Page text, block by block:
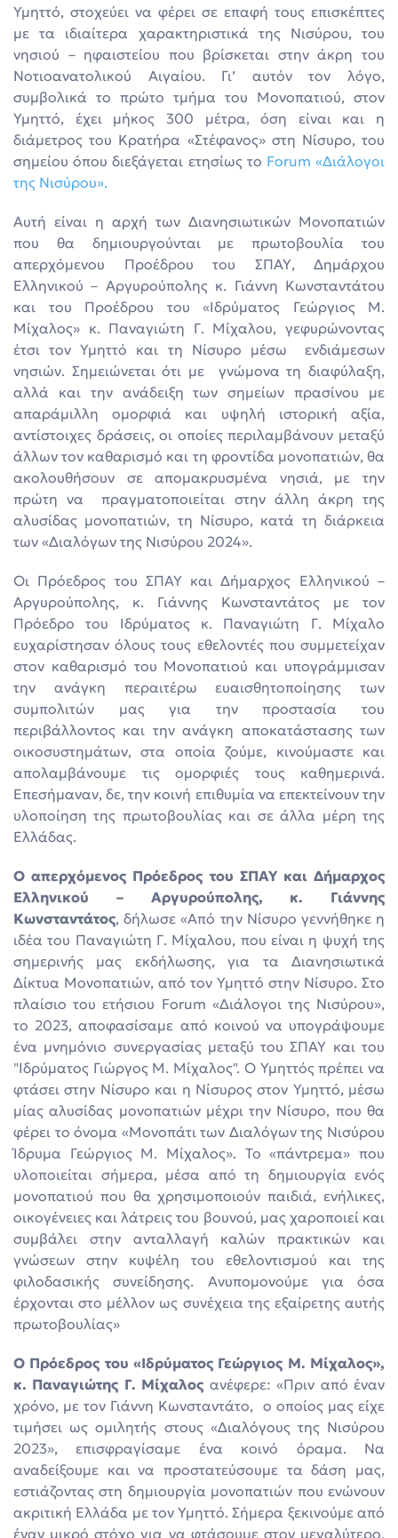
Υμηττό, στοχεύει να φέρει σε επαφή τους επισκέπτες
με τα ιδιαίτερα χαρακτηριστικά της Νισύρου, του
νησιού – ηφαιστείου που βρίσκεται στην άκρη του
Νοτιοανατολικού Αιγαίου. Γι’ αυτόν τον λόγο,
συμβολικά το πρώτο τμήμα του Μονοπατιού, στον
Υμηττό, έχει μήκος 300 μέτρα, όση είναι και η
διάμετρος του Κρατήρα «Στέφανος» στη Νίσυρο, του
σημείου όπου διεξάγεται ετησίως το Forum «Διάλογοι
της Νισύρου».
Αυτή είναι η αρχή των Διανησιωτικών Μονοπατιών
που θα δημιουργούνται με πρωτοβουλία του
απερχόμενου Προέδρου του ΣΠΑΥ, Δημάρχου
Ελληνικού – Αργυρούπολης κ. Γιάννη Κωνσταντάτου
και του Προέδρου του «Ιδρύματος Γεώργιος Μ.
Μίχαλος» κ. Παναγιώτη Γ. Μίχαλου, γεφυρώνοντας
έτσι τον Υμηττό και τη Νίσυρο μέσω ενδιάμεσων
νησιών. Σημειώνεται ότι με γνώμονα τη διαφύλαξη,
αλλά και την ανάδειξη των σημείων πρασίνου με
απαράμιλλη ομορφιά και υψηλή ιστορική αξία,
αντίστοιχες δράσεις, οι οποίες περιλαμβάνουν μεταξύ
άλλων τον καθαρισμό και τη φροντίδα μονοπατιών, θα
ακολουθήσουν σε απομακρυσμένα νησιά, με την
πρώτη να πραγματοποιείται στην άλλη άκρη της
αλυσίδας μονοπατιών, τη Νίσυρο, κατά τη διάρκεια
των «Διαλόγων της Νισύρου 2024».
Οι Πρόεδρος του ΣΠΑΥ και Δήμαρχος Ελληνικού –
Αργυρούπολης, κ. Γιάννης Κωνσταντάτος με τον
Πρόεδρο του Ιδρύματος κ. Παναγιώτη Γ. Μίχαλο
ευχαρίστησαν όλους τους εθελοντές που συμμετείχαν
στον καθαρισμό του Μονοπατιού και υπογράμμισαν
την ανάγκη περαιτέρω ευαισθητοποίησης των
συμπολιτών μας για την προστασία του
περιβάλλοντος και την ανάγκη αποκατάστασης των
οικοσυστημάτων, στα οποία ζούμε, κινούμαστε και
απολαμβάνουμε τις ομορφιές τους καθημερινά.
Επεσήμαναν, δε, την κοινή επιθυμία να επεκτείνουν την
υλοποίηση της πρωτοβουλίας και σε άλλα μέρη της
Ελλάδας.
Ο απερχόμενος Πρόεδρος του ΣΠΑΥ και Δήμαρχος
Ελληνικού – Αργυρούπολης, κ. Γιάννης
Κωνσταντάτος, δήλωσε «Από την Νίσυρο γεννήθηκε η
ιδέα του Παναγιώτη Γ. Μίχαλου, που είναι η ψυχή της
σημερινής μας εκδήλωσης, για τα Διανησιωτικά
Δίκτυα Μονοπατιών, από τον Υμηττό στην Νίσυρο. Στο
πλαίσιο του ετήσιου Forum «Διάλογοι της Νισύρου»,
το 2023, αποφασίσαμε από κοινού να υπογράψουμε
ένα μνημόνιο συνεργασίας μεταξύ του ΣΠΑΥ και του
"Ιδρύματος Γιώργος Μ. Μίχαλος". Ο Υμηττός πρέπει να
φτάσει στην Νίσυρο και η Νίσυρος στον Υμηττό, μέσω
μίας αλυσίδας μονοπατιών μέχρι την Νίσυρο, που θα
φέρει το όνομα «Μονοπάτι των Διαλόγων της Νισύρου
Ίδρυμα Γεώργιος Μ. Μίχαλος». Το «πάντρεμα» που
υλοποιείται σήμερα, μέσα από τη δημιουργία ενός
μονοπατιού που θα χρησιμοποιούν παιδιά, ενήλικες,
οικογένειες και λάτρεις του βουνού, μας χαροποιεί και
συμβάλει στην ανταλλαγή καλών πρακτικών και
γνώσεων στην κυψέλη του εθελοντισμού και της
φιλοδασικής συνείδησης. Ανυπομονούμε για όσα
έρχονται στο μέλλον ως συνέχεια της εξαίρετης αυτής
πρωτοβουλίας»
Ο Πρόεδρος του «Ιδρύματος Γεώργιος Μ. Μίχαλος»,
κ. Παναγιώτης Γ. Μίχαλος ανέφερε: «Πριν από έναν
χρόνο, με τον Γιάννη Κωνσταντάτο, ο οποίος μας είχε
τιμήσει ως ομιλητής στους «Διαλόγους της Νισύρου
2023», επισφραγίσαμε ένα κοινό όραμα. Να
αναδείξουμε και να προστατεύσουμε τα δάση μας,
εστιάζοντας στη δημιουργία μονοπατιών που ενώνουν
ακριτική Ελλάδα με τον Υμηττό. Σήμερα ξεκινούμε από
έναν μικρό στόχο για να φτάσουμε στον μεγαλύτερο.